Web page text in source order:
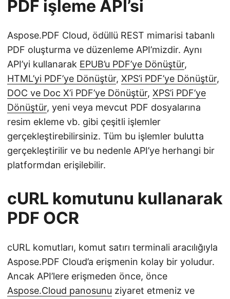
PDF işleme API’si
Aspose.PDF Cloud, ödüllü REST mimarisi tabanlı
PDF oluşturma ve düzenleme API’mizdir. Aynı
API’yi kullanarak EPUB’u PDF’ye Dönüştür,
HTML’yi PDF’ye Dönüştür, XPS’i PDF’ye Dönüştür,
DOC ve Doc X’i PDF’ye Dönüştür, XPS’i PDF’ye
Dönüştür, yeni veya mevcut PDF dosyalarına
resim ekleme vb. gibi çeşitli işlemler
gerçekleştirebilirsiniz. Tüm bu işlemler bulutta
gerçekleştirilir ve bu nedenle API’ye herhangi bir
platformdan erişilebilir.
cURL komutunu kullanarak
PDF OCR
cURL komutları, komut satırı terminali aracılığıyla
Aspose.PDF Cloud’a erişmenin kolay bir yoludur.
Ancak API’lere erişmeden önce, önce
Aspose.Cloud panosunu ziyaret etmeniz ve